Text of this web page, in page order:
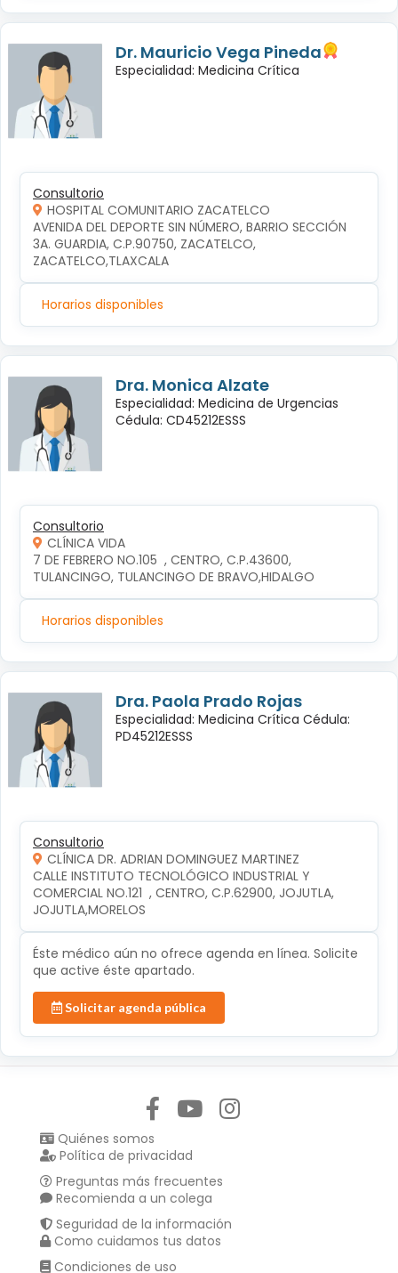
Dr. Mauricio Vega Pineda
Especialidad: Medicina Crítica
Consultorio
HOSPITAL COMUNITARIO ZACATELCO
AVENIDA DEL DEPORTE SIN NÚMERO, BARRIO SECCIÓN
3A. GUARDIA, C.P.90750, ZACATELCO,
ZACATELCO,TLAXCALA
Horarios disponibles
Dra. Monica Alzate
Especialidad: Medicina de Urgencias
Cédula: CD45212ESSS
Consultorio
CLÍNICA VIDA
7 DE FEBRERO NO.105  , CENTRO, C.P.43600,
TULANCINGO, TULANCINGO DE BRAVO,HIDALGO
Horarios disponibles
Dra. Paola Prado Rojas
Especialidad: Medicina Crítica Cédula:
PD45212ESSS
Consultorio
CLÍNICA DR. ADRIAN DOMINGUEZ MARTINEZ
CALLE INSTITUTO TECNOLÓGICO INDUSTRIAL Y
COMERCIAL NO.121  , CENTRO, C.P.62900, JOJUTLA,
JOJUTLA,MORELOS
Éste médico aún no ofrece agenda en línea. Solicite
que active éste apartado.
Solicitar agenda pública
Quiénes somos
Política de privacidad
Preguntas más frecuentes
Recomienda a un colega
Seguridad de la información
Como cuidamos tus datos
Condiciones de uso